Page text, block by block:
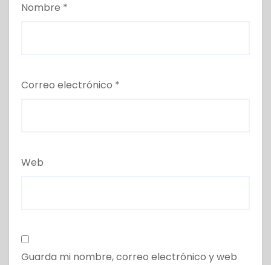
Nombre *
Correo electrónico *
Web
Guarda mi nombre, correo electrónico y web